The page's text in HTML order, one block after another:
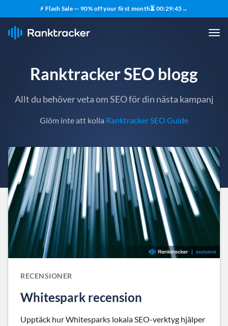
⚡ Flash Sale — 90% off your first month⏳ 00:29:43→
Ranktracker SEO blogg
Allt du behöver veta om SEO för din nästa kampanj
Glöm inte att kolla Ranktracker SEO Guide
RECENSIONER
Whitespark recension
Upptäck hur Whitesparks lokala SEO-verktyg hjälper